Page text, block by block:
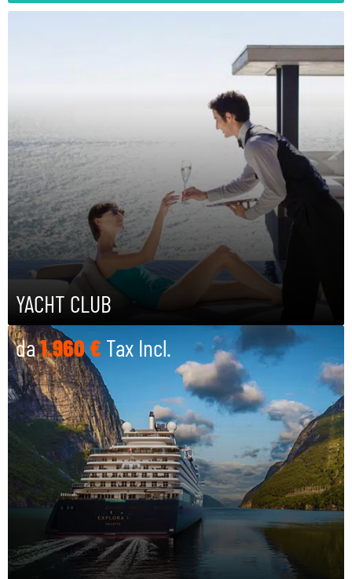
GIUGNO 2027
LUGLIO 2027
AGOSTO 2027
SETTEMBRE 2027
OTTOBRE 2027
NOVEMBRE 2027
DICEMBRE 2027
GENNAIO 2028
FEBBRAIO 2028
YACHT CLUB
da1.960 €Tax Incl.